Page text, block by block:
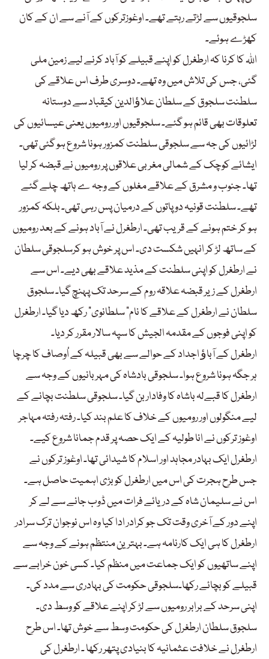
سلجوقیوں سے لڑتے رہتے تھے۔ اوغوزترکوں کے آنے سے ان کے کان
کھڑے ہوئے۔
اللہ کا کرنا کہ ارطغرل کو اپنے قبیلے کو آباد کرنے لیے زمین ملی
گئی، جس کی تلاش میں وہ تھے۔ دوسری طرف اس علاقے کی
سلطنت سلجوق کے سلطان علاﺅالدین کیقباد سے دوستانہ
تعلوقات بھی قائم ہو گئے۔ سلجوقیوں اور رومیوں یعنی عیسائیوں کی
لڑائیوں کی جہ سے سلجوقی سلطنت کمزور ہونا شروع ہو گئی تھی۔
ایشائے کوچک کے شمالی مغربی علاقوں پر رومیوں نے قبضہ کر لیا
تھا۔ جنوب و مشرق کے علاقے مغلوں کے وجہ ے ہاتھ چلے گئے
تھے۔ سلطنت قونیہ دو پاتوں کے درمیان پس رہی تھی۔ بلکہ کمزور
ہو کر ختم ہونے کے قریب تھی۔ ارطغرل نے آباد ہونے کے بعد رومیوں
کے ساتھ لڑ کر انہیں شکست دی۔ اس پر خوش ہو کرسلجوقی سلطان
نے ارطغرل کو اپنی سلطنت کے مذید علاقے بھی دیے۔ اس سے
ارطغرل کے زیر قبضہ علاقہ روم کے سرحد تک پہنچ گیا۔ سلجوق
سلطان نے ارطغرل کے علاقے کا نام” سلطانوی“ رکھ دیا گیا۔ ارطغرل
کو اپنی فوجوں کے مقدمہ الجیش کا سپہ سالار مقرر کر دیا۔
ارطغرل کے آباﺅ اجداد کے حوالے سے بھی قبیلہ کے اُوصاف کا چرچا
ہر جگہ ہونا شروع ہوا۔ سلجوقی بادشاہ کی مہربانیوں کے وجہ سے
ارطغرل کا قبےلہ باشاہ کا وفادار بن گیا۔ سلجوقی سلطنت بچانے کے
لیے منگولوں اور رومیوں کے خلاف کا علم بند کیا۔ رفتہ رفتہ مہاجر
اوغوز ترکوں نے انا طولیہ کے ایک حصہ پر قدم جمانا شروع کیے۔
ارطغرل ایک بہادر مجاہد اور اسلام کا شیدائی تھا۔ اوغوز ترکوں نے
جس طرح ہجرت کی اس میں ارطغرل کوبڑی اہمیت حاصل ہے۔
اس نے سلیمان شاہ کے دریائے فرات میں ڈوب جانے سے لے کر
اپنے دور کے آخری وقت تک جو کرادر ادا کیا وہ اس نوجوان ترک سرادر
ارطغرل کا ہی ایک کارنامہ ہے۔ بہترین منتظم ہونے کے وجہ سے
اپنے ساتھیوں کو ایک جماعت میں منظم کیا۔ کسی خون خرابے سے
قبیلے کو بچائے رکھا۔سلجوقی حکومت کی بہادری سے مدد کی۔
اپنی سرحد کے برابر رومیوں سے لڑ کر اپنے علاقے کو وسط دی۔
سلجوق سلطان ارطغرل کی حکومت وسط سے خوش تھا۔ اس طرح
ارطغرل نے خلافت عثمانیہ کا بنیادی پتھر رکھا ۔ ارطغرل کی